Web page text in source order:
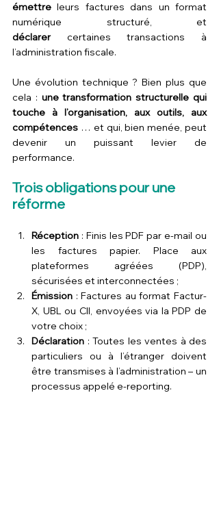
émettre leurs factures dans un format
déclarer certaines transactions à
l’administration fiscale.
Une évolution technique ? Bien plus que
cela : une transformation structurelle qui
touche à l’organisation, aux outils, aux
compétences … et qui, bien menée, peut
devenir un puissant levier de
performance.
Trois obligations pour une
réforme
Réception : Finis les PDF par e-mail ou
les factures papier. Place aux
plateformes agréées (PDP),
sécurisées et interconnectées ;
Émission : Factures au format Factur-
X, UBL ou CII, envoyées via la PDP de
votre choix ;
Déclaration : Toutes les ventes à des
particuliers ou à l’étranger doivent
être transmises à l’administration – un
processus appelé e-reporting.